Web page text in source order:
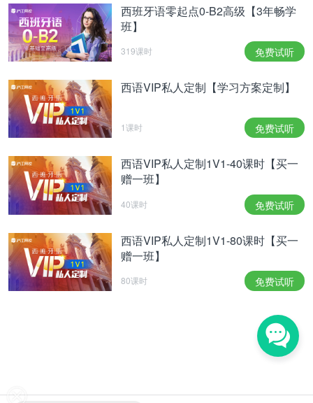
西班牙语零起点0-B2高级【3年畅学
班】
319课时 免费试听
西语VIP私人定制【学习方案定制】
1课时 免费试听
西语VIP私人定制1V1-40课时【买一
赠一班】
40课时 免费试听
西语VIP私人定制1V1-80课时【买一
赠一班】
80课时 免费试听